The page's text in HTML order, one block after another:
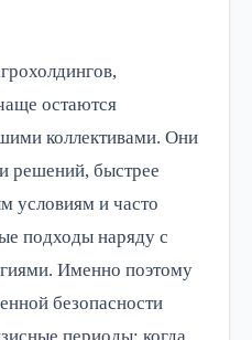
остаются
коллективами. Они
решений, быстрее
условиям и часто
подходы наряду с
Именно поэтому
безопасности